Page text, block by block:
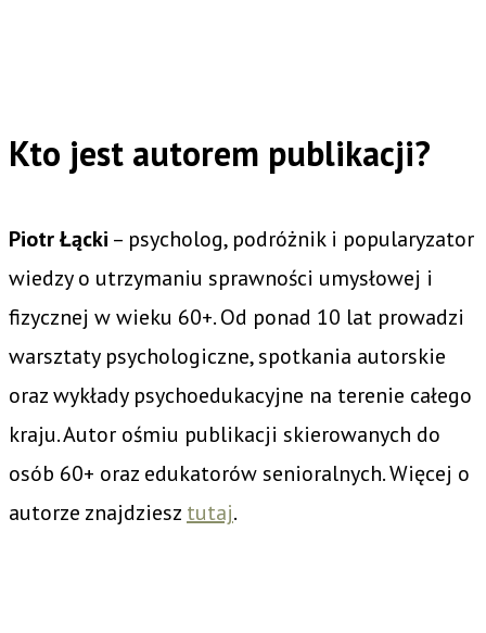
Kto jest autorem publikacji?
Piotr Łącki – psycholog, podróżnik i popularyzator
wiedzy o utrzymaniu sprawności umysłowej i
fizycznej w wieku 60+. Od ponad 10 lat prowadzi
warsztaty psychologiczne, spotkania autorskie
oraz wykłady psychoedukacyjne na terenie całego
kraju. Autor ośmiu publikacji skierowanych do
osób 60+ oraz edukatorów senioralnych. Więcej o
autorze znajdziesz tutaj.